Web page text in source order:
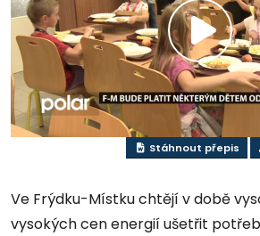
Stáhnout přepis
Ve Frýdku-Místku chtějí v době
vysokých cen energií ušetřit